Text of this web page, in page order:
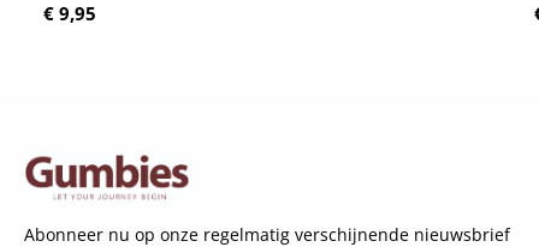
Normale prijs:
€ 9,95
Abonneer nu op onze regelmatig verschijnende nieuwsbrief